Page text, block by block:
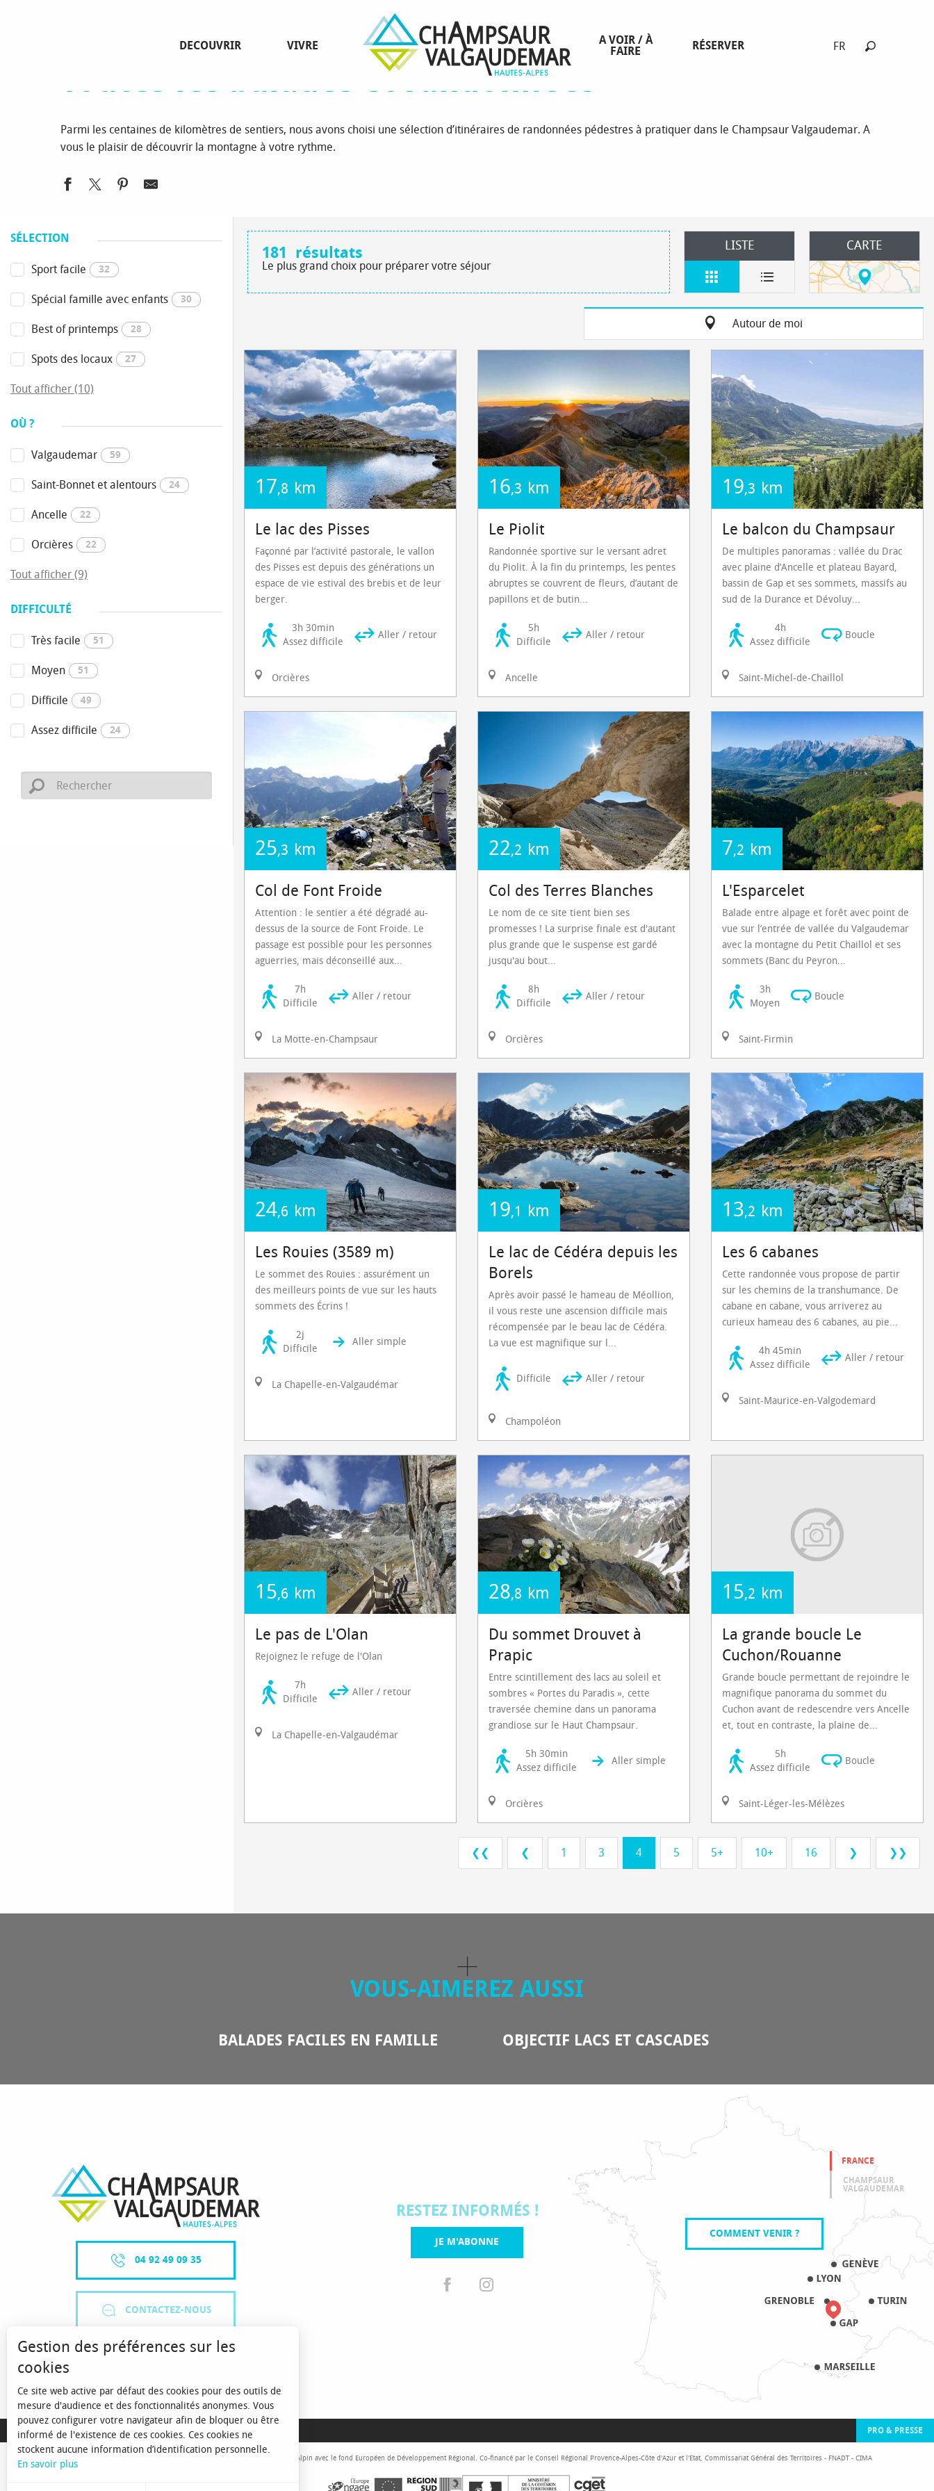
FR
DECOUVRIR VIVRE
A VOIR / À
FAIRE
RÉSERVER
Toutes les balades et randonnées
Toutes les balades et randonnées
Parmi les centaines de kilomètres de sentiers, nous avons choisi une sélection d’itinéraires de randonnées pédestres à pratiquer dans le Champsaur Valgaudemar. A
vous le plaisir de découvrir la montagne à votre rythme.
SÉLECTION
Sport facile 32
Spécial famille avec enfants 30
Best of printemps 28
Spots des locaux 27
Tout afficher (10)
OÙ ?
Valgaudemar 59
Saint-Bonnet et alentours 24
Ancelle 22
Orcières 22
Tout afficher (9)
DIFFICULTÉ
Très facile 51
Moyen 51
Difficile 49
Assez difficile 24
181 résultats
Le plus grand choix pour préparer votre séjour
LISTE CARTE
Autour de moi
17,8 km
Le lac des Pisses
Façonné par l’activité pastorale, le vallon
des Pisses est depuis des générations un
espace de vie estival des brebis et de leur
berger.
3h 30min
Assez difficile
Aller / retour
Orcières
16,3 km
Le Piolit
Randonnée sportive sur le versant adret
du Piolit. À la fin du printemps, les pentes
abruptes se couvrent de fleurs, d’autant de
papillons et de butin...
5h
Difficile
Aller / retour
Ancelle
19,3 km
Le balcon du Champsaur
De multiples panoramas : vallée du Drac
avec plaine d’Ancelle et plateau Bayard,
bassin de Gap et ses sommets, massifs au
sud de la Durance et Dévoluy...
4h
Assez difficile
Boucle
Saint-Michel-de-Chaillol
25,3 km
Col de Font Froide
Attention : le sentier a été dégradé au-
dessus de la source de Font Froide. Le
passage est possible pour les personnes
aguerries, mais déconseillé aux...
7h
Difficile
Aller / retour
La Motte-en-Champsaur
22,2 km
Col des Terres Blanches
Le nom de ce site tient bien ses
promesses ! La surprise finale est d'autant
plus grande que le suspense est gardé
jusqu'au bout...
8h
Difficile
Aller / retour
Orcières
7,2 km
L'Esparcelet
Balade entre alpage et forêt avec point de
vue sur l’entrée de vallée du Valgaudemar
avec la montagne du Petit Chaillol et ses
sommets (Banc du Peyron...
3h
Moyen
Boucle
Saint-Firmin
24,6 km
Les Rouies (3589 m)
Le sommet des Rouies : assurément un
des meilleurs points de vue sur les hauts
sommets des Écrins !
2j
Difficile
Aller simple
La Chapelle-en-Valgaudémar
19,1 km
Le lac de Cédéra depuis les
Borels
Après avoir passé le hameau de Méollion,
il vous reste une ascension difficile mais
récompensée par le beau lac de Cédéra.
La vue est magnifique sur l...
Difficile Aller / retour
Champoléon
13,2 km
Les 6 cabanes
Cette randonnée vous propose de partir
sur les chemins de la transhumance. De
cabane en cabane, vous arriverez au
curieux hameau des 6 cabanes, au pie...
4h 45min
Assez difficile
Aller / retour
Saint-Maurice-en-Valgodemard
15,6 km
Le pas de L'Olan
Rejoignez le refuge de l'Olan
7h
Difficile
Aller / retour
La Chapelle-en-Valgaudémar
28,8 km
Du sommet Drouvet à
Prapic
Entre scintillement des lacs au soleil et
sombres « Portes du Paradis », cette
traversée chemine dans un panorama
grandiose sur le Haut Champsaur.
5h 30min
Assez difficile
Aller simple
Orcières
15,2 km
La grande boucle Le
Cuchon/Rouanne
Grande boucle permettant de rejoindre le
magnifique panorama du sommet du
Cuchon avant de redescendre vers Ancelle
et, tout en contraste, la plaine de...
5h
Assez difficile
Boucle
Saint-Léger-les-Mélèzes
❮❮ ❮ 1 3 4 5 5+ 10+ 16 ❯ ❯❯
VOUS-AIMEREZ AUSSI
BALADES FACILES EN FAMILLE OBJECTIF LACS ET CASCADES
04 92 49 09 35
CONTACTEZ-NOUS
RESTEZ INFORMÉS !
JE M'ABONNE
FRANCE
CHAMPSAUR
VALGAUDEMAR
COMMENT VENIR ?
MENTIONS LÉGALES PRO & PRESSE
Avec le concours de l'Union Européenne. L'Europe s'engage sur le Massif Alpin avec le fond Européen de Développement Régional. Co-financé par le Conseil Régional Provence-Alpes-Côte d'Azur et l'Etat, Commissariat Général des Territoires - FNADT - CIMA
Gestion des préférences sur les
cookies
Ce site web active par défaut des cookies pour des outils de
mesure d'audience et des fonctionnalités anonymes. Vous
pouvez configurer votre navigateur afin de bloquer ou être
informé de l'existence de ces cookies. Ces cookies ne
stockent aucune information d’identification personnelle.
En savoir plus